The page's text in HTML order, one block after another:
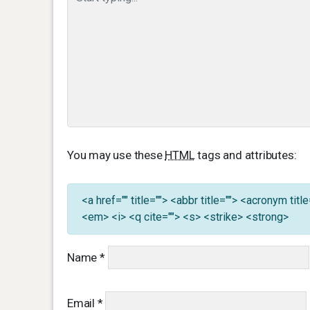
You may use these HTMLtags and attributes:
<a href="" title=""> <abbr title=""> <acronym
<em> <i> <q cite=""> <s> <strike> <strong>
Name *
Email *